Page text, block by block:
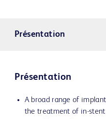
Présentation
Présentation
A broad range of
the treatment of in-